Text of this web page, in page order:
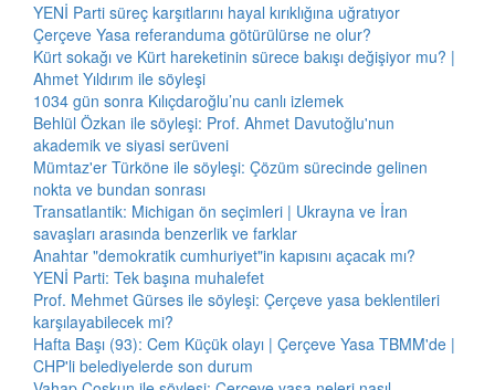
YENİ Parti süreç karşıtlarını hayal kırıklığına uğratıyor
Çerçeve Yasa referanduma götürülürse ne olur?
Kürt sokağı ve Kürt hareketinin sürece bakışı değişiyor mu? |
Ahmet Yıldırım ile söyleşi
1034 gün sonra Kılıçdaroğlu’nu canlı izlemek
Behlül Özkan ile söyleşi: Prof. Ahmet Davutoğlu'nun
akademik ve siyasi serüveni
Mümtaz'er Türköne ile söyleşi: Çözüm sürecinde gelinen
nokta ve bundan sonrası
Transatlantik: Michigan ön seçimleri | Ukrayna ve İran
savaşları arasında benzerlik ve farklar
Anahtar "demokratik cumhuriyet"in kapısını açacak mı?
YENİ Parti: Tek başına muhalefet
Prof. Mehmet Gürses ile söyleşi: Çerçeve yasa beklentileri
karşılayabilecek mi?
Hafta Başı (93): Cem Küçük olayı | Çerçeve Yasa TBMM'de |
CHP'li belediyelerde son durum